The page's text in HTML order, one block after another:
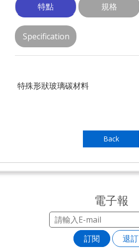
特點 規格
Specification
特殊形狀玻璃碳材料
Back
電子報
訂閱 退訂